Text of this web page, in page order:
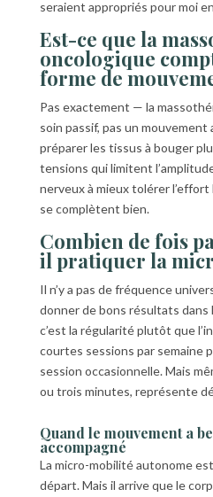
seraient appropriés pour moi
Est-ce que la
oncologique
forme de
Pas exactement — la
soin passif, pas un mouvement
préparer les tissus à bouger
tensions qui limitent
nerveux à mieux tolérer
se complètent bien.
Combien de fois
il pratiquer la
Il n’y a pas de fréquence
donner de bons résultats dans
c’est la régularité plutôt que
courtes sessions par semaine
session occasionnelle. Mais
ou trois minutes, représente
Quand le mouvement a
accompagné
La micro-mobilité autonome
départ. Mais il arrive que le